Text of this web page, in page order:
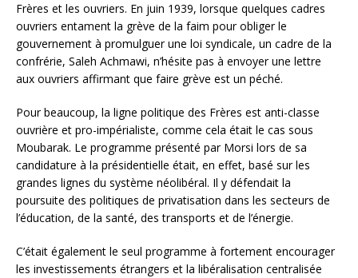
Frères et les ouvriers. En juin 1939, lorsque quelques cadres
ouvriers entament la grève de la faim pour obliger le
gouvernement à promulguer une loi syndicale, un cadre de la
confrérie, Saleh Achmawi, n’hésite pas à envoyer une lettre
aux ouvriers affirmant que faire grève est un péché.
Pour beaucoup, la ligne politique des Frères est anti-classe
ouvrière et pro-impérialiste, comme cela était le cas sous
Moubarak. Le programme présenté par Morsi lors de sa
candidature à la présidentielle était, en effet, basé sur les
grandes lignes du système néolibéral. Il y défendait la
poursuite des politiques de privatisation dans les secteurs de
l’éducation, de la santé, des transports et de l’énergie.
C’était également le seul programme à fortement encourager
les investissements étrangers et la libéralisation centralisée